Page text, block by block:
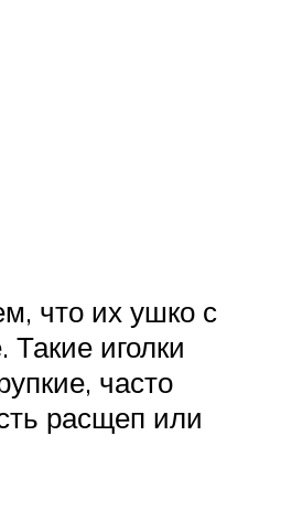
что их ушко с
иголки
часто
расщеп или